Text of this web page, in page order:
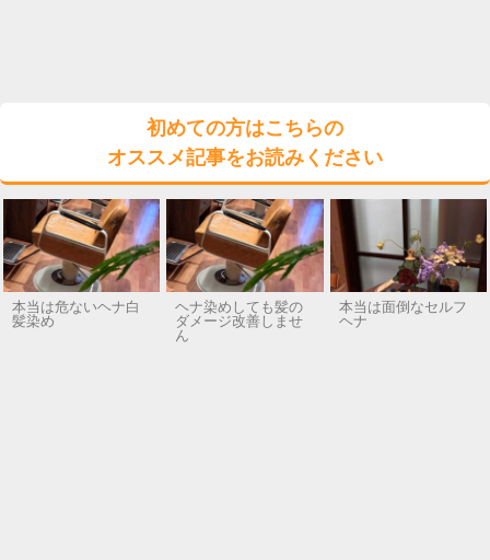
初めての方はこちらの
オススメ記事をお読みください
本当は危ないヘナ白
髪染め
ヘナ染めしても髪の
ダメージ改善しませ
ん
本当は面倒なセルフ
ヘナ